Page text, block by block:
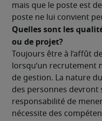
mais que le poste est
poste ne lui convient
Quelles sont les
ou de projet?
Toujours être à l’affût
lorsqu’un recrutement
de gestion. La nature
des personnes devront
responsabilité de
nécessite des